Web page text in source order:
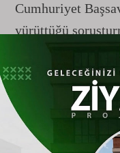
Cumhuriyet
yürüttüğü
şahısların örgüt
deşifre edildi.
bilgilere göre,
terör örgütü
çok daha